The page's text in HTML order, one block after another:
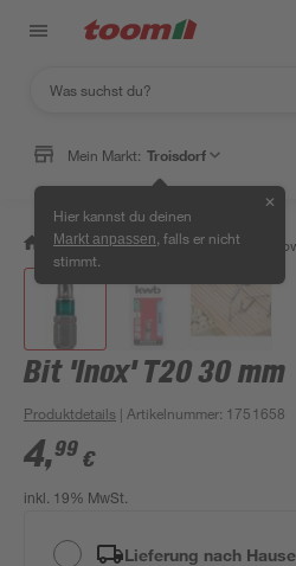
Mein Markt: Troisdorf
Hier kannst du deinen
Markt anpassen , falls er nicht
stimmt.
✕
/ Werkstatt & Maschinen /
Bit 'Inox' T20 30 mm
Produktdetails | Artikelnummer: 1751658
4,99 €
inkl. 19% MwSt.
Lieferung nach Hause